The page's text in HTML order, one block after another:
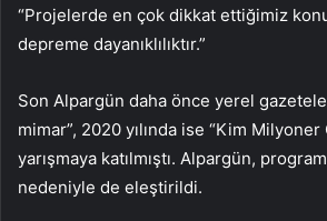
“Projelerde en çok dikkat ettiğimiz
depreme dayanıklılıktır.”
Son Alpargün daha önce yerel
mimar”, 2020 yılında ise “Kim Milyoner
yarışmaya katılmıştı. Alpargün,
nedeniyle de eleştirildi.